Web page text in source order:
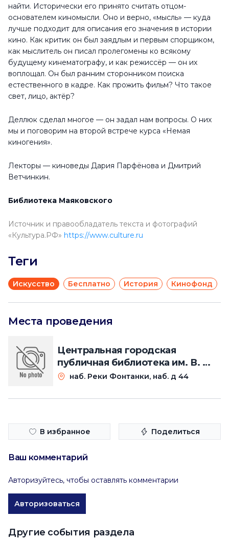
найти. Исторически его принято считать отцом-
основателем киномысли. Оно и верно, «мысль» — куда
лучше подходит для описания его значения в истории
кино. Как критик он был заядлым и первым спорщиком,
как мыслитель он писал пролегомены ко всякому
будущему кинематографу, и как режиссёр — он их
воплощал. Он был ранним сторонником поиска
естественного в кадре. Как прожить фильм? Что такое
свет, лицо, актёр?
Деллюк сделал многое — он задал нам вопросы. О них
мы и поговорим на второй встрече курса «Немая
киногения».
Лекторы — киноведы Дария Парфёнова и Дмитрий
Ветчинкин.
Библиотека Маяковского
Источник и правообладатель текста и фотографий
«Культура.РФ» https://www.culture.ru
Теги
Искусство Бесплатно История Кинофонд
Места проведения
Центральная городская
публичная библиотека им. В. В.
Маяковского. Главное здание
наб. Реки Фонтанки, наб. д 44
В избранное Поделиться
Ваш комментарий
Авторизуйтесь, чтобы оставлять комментарии
Авторизоваться
Другие события раздела